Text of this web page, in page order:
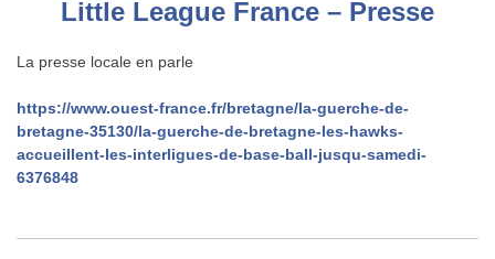
Little League France – Presse
La presse locale en parle
https://www.ouest-france.fr/bretagne/la-guerche-de-
bretagne-35130/la-guerche-de-bretagne-les-hawks-
accueillent-les-interligues-de-base-ball-jusqu-samedi-
6376848